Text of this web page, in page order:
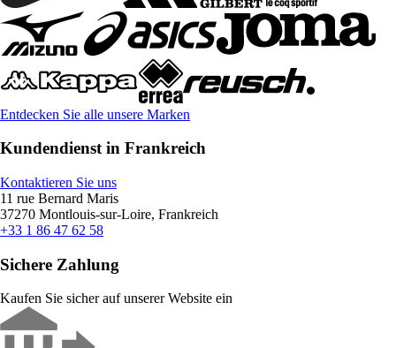
Entdecken Sie alle unsere Marken
Kundendienst in Frankreich
Kontaktieren Sie uns
11 rue Bernard Maris
37270 Montlouis-sur-Loire, Frankreich
+33 1 86 47 62 58
Sichere Zahlung
Kaufen Sie sicher auf unserer Website ein